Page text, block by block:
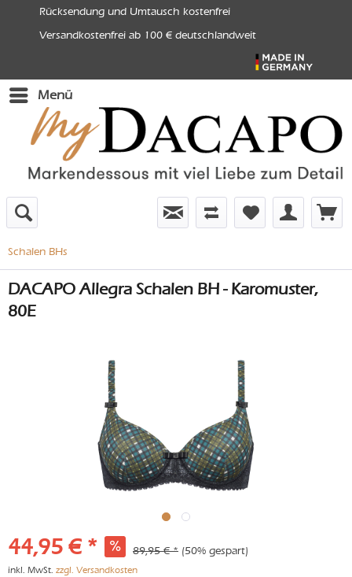
Rücksendung und Umtausch kostenfrei
Versandkostenfrei ab 100 € deutschlandweit
Menü
Schalen BHs
DACAPO Allegra Schalen BH - Karomuster,
80E
44,95 € * 89,95 € * (50% gespart)
inkl. MwSt. zzgl. Versandkosten